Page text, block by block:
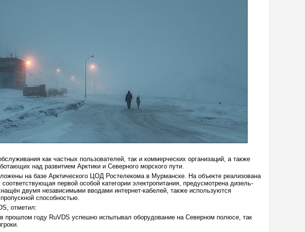
как частных пользователей, так и коммерческих организаций, а также
над развитием Арктики и Северного морского пути.
на базе Арктического ЦОД Ростелекома в Мурманске. На объекте реализована
первой особой категории электропитания, предусмотрена дизель-
двумя независимыми вводами интернет-кабелей, также используются
способностью.
отметил:
прошлом году RuVDS успешно испытывал оборудование на Северном полюсе, так